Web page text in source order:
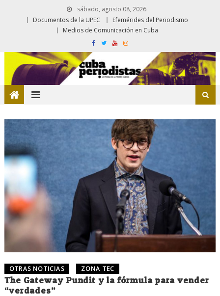
sábado, agosto 08, 2026
Documentos de la UPEC
Efemérides del Periodismo
Medios de Comunicación en Cuba
OTRAS NOTICIAS ZONA TEC
The Gateway Pundit y la fórmula para vender
“verdades”